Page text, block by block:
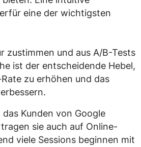
eine der wichtigsten
zustimmen und aus A/B-Tests
ist der entscheidende Hebel,
zu erhöhen und das
Kunden von Google
sie auch auf Online-
viele Sessions beginnen mit